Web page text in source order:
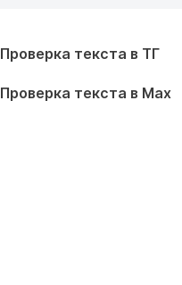
Проверка текста в ТГ
Проверка текста в Max